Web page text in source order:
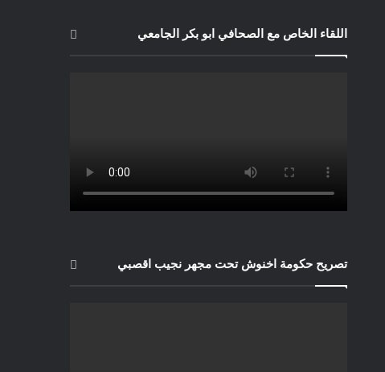
اللقاء الخاص مع الصحافي ابو بكر الجامعي
تصريح حكومة اخنوش تحت مجهر نجيب اقصبي